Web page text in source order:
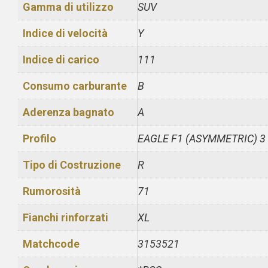
Gamma di utilizzo SUV
Indice di velocità Y
Indice di carico 111
Consumo carburante B
Aderenza bagnato A
Profilo EAGLE F1 (ASYMMETRIC) 3
Tipo di Costruzione R
Rumorosità 71
Fianchi rinforzati XL
Matchcode 3153521